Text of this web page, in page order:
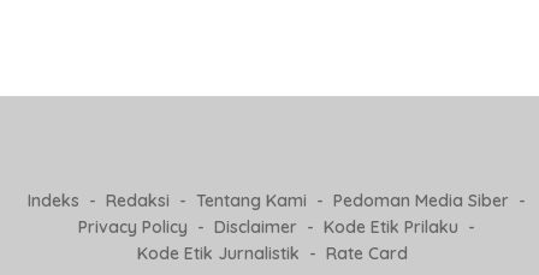
Indeks Redaksi Tentang Kami
Pedoman Media Siber
Privacy Policy
Disclaimer
Kode Etik Prilaku
Kode Etik Jurnalistik
Rate Card